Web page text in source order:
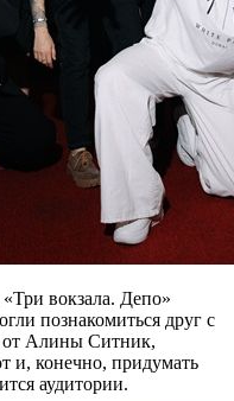
вокзала. Депо»
познакомиться друг с
от Алины Ситник,
и, конечно, придумать
аудитории.